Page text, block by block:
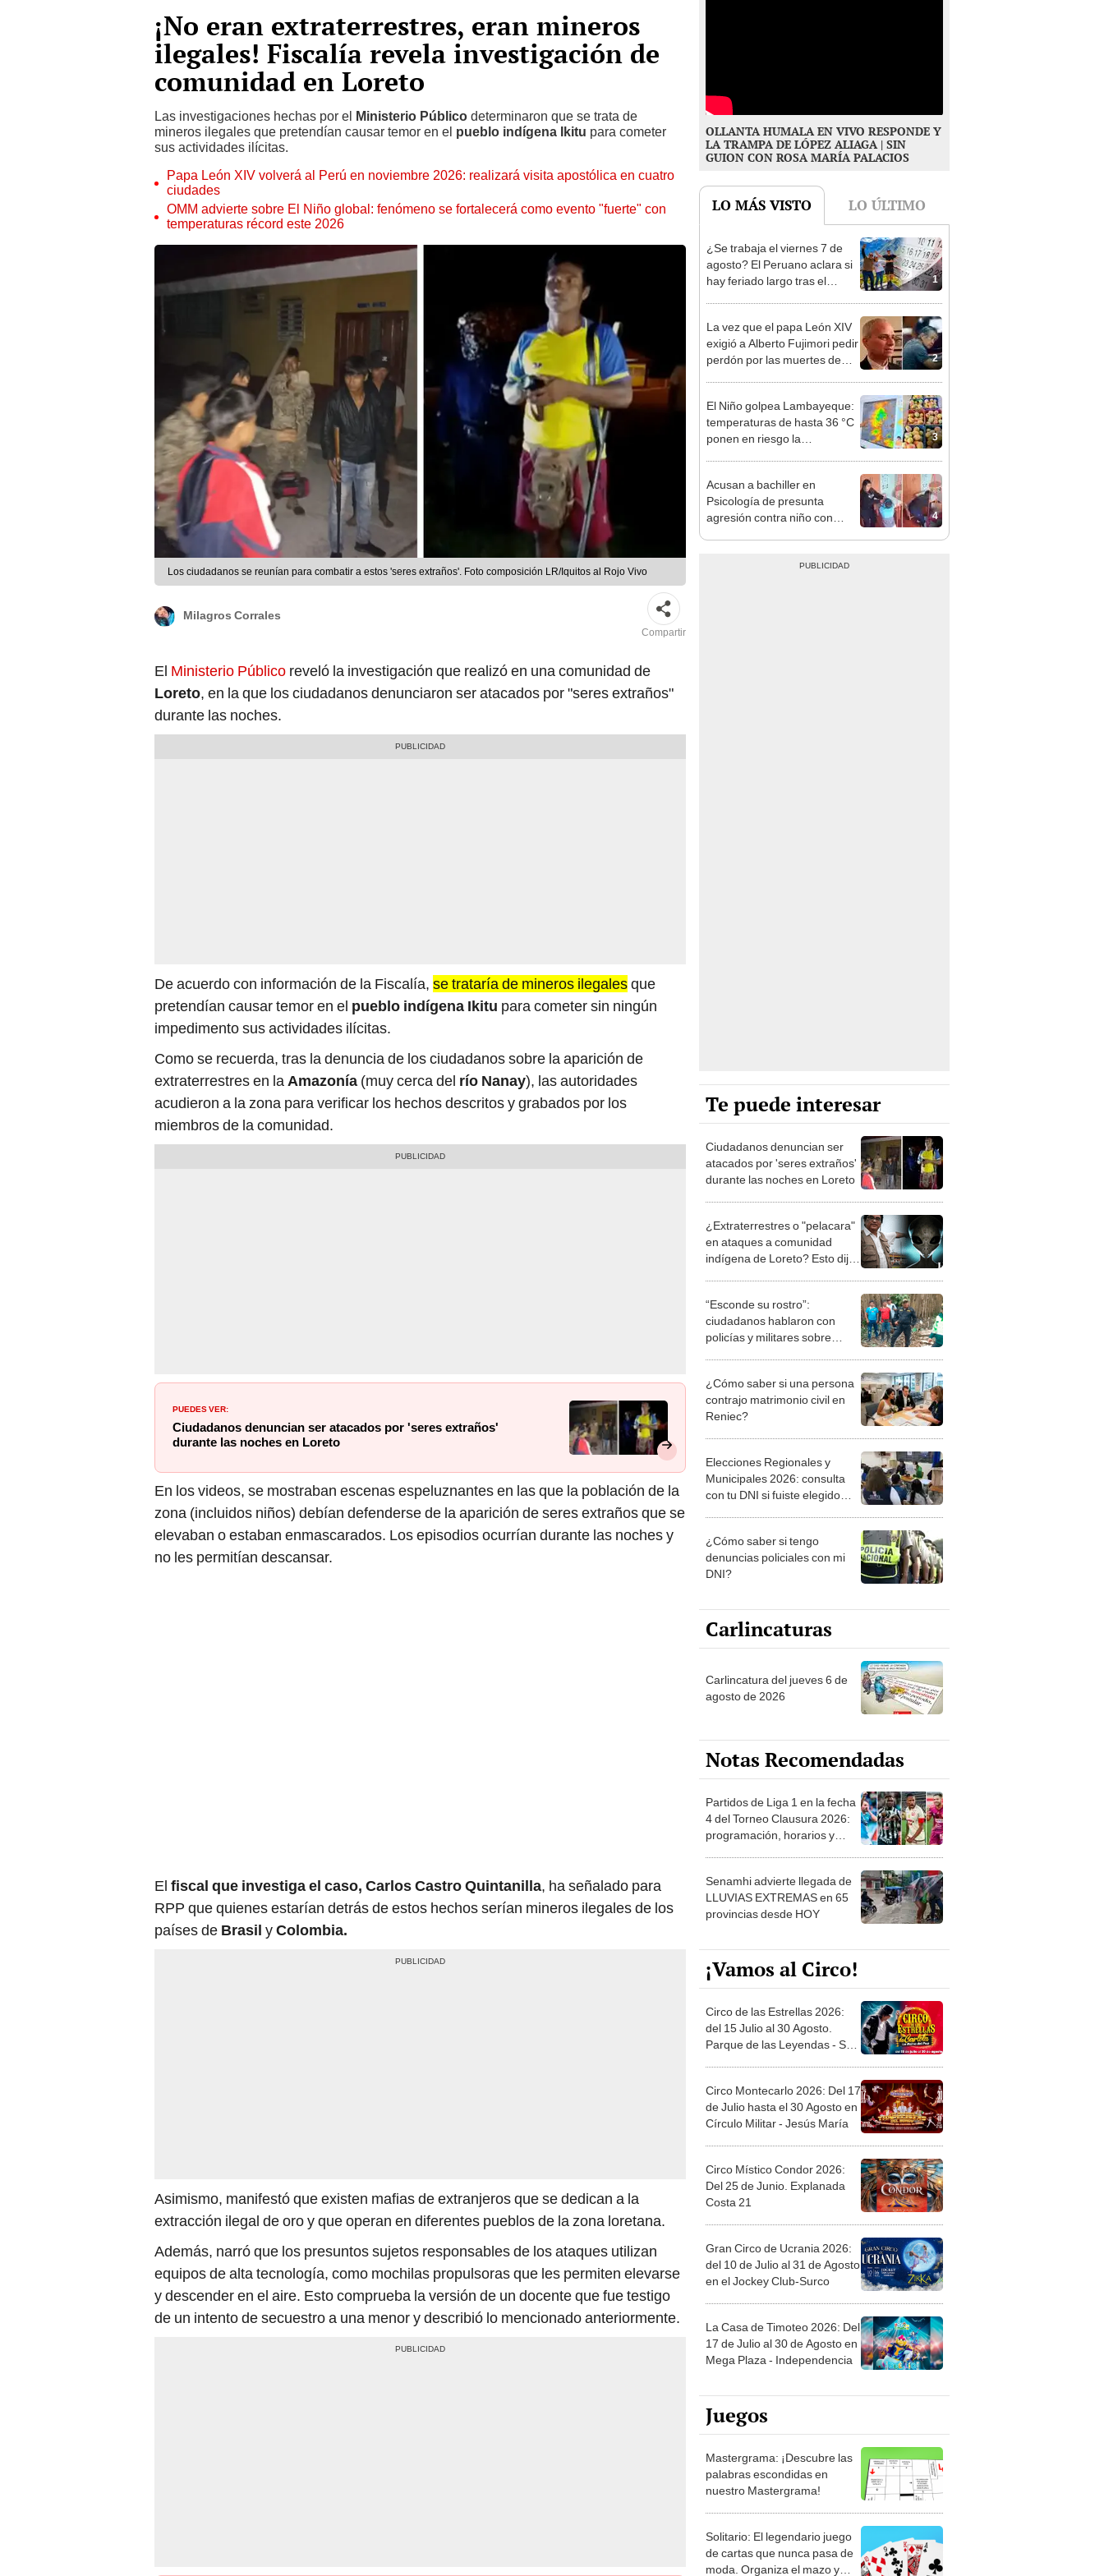
¡No eran extraterrestres, eran mineros
ilegales! Fiscalía revela investigación de
comunidad en Loreto
Las investigaciones hechas por el Ministerio Público determinaron que se trata de
mineros ilegales que pretendían causar temor en el pueblo indígena Ikitu para cometer
sus actividades ilícitas.
Papa León XIV volverá al Perú en noviembre 2026: realizará visita apostólica en cuatro
ciudades
OMM advierte sobre El Niño global: fenómeno se fortalecerá como evento "fuerte" con
temperaturas récord este 2026
Los ciudadanos se reunían para combatir a estos 'seres extraños'. Foto composición LR/Iquitos al Rojo Vivo
Milagros Corrales
Compartir
El Ministerio Público reveló la investigación que realizó en una comunidad de
Loreto, en la que los ciudadanos denunciaron ser atacados por "seres extraños"
durante las noches.
De acuerdo con información de la Fiscalía, se trataría de mineros ilegalesque
pretendían causar temor en el pueblo indígena Ikitu para cometer sin ningún
impedimento sus actividades ilícitas.
Como se recuerda, tras la denuncia de los ciudadanos sobre la aparición de
extraterrestres en laAmazonía (muy cerca del río Nanay), las autoridades
acudieron a la zona para verificar los hechos descritos y grabados por los
miembros de la comunidad.
PUEDES VER:
Ciudadanos denuncian ser atacados por 'seres extraños'
durante las noches en Loreto
En los videos, se mostraban escenas espeluznantes en las que la población de la
zona (incluidos niños) debían defenderse de la aparición de seres extraños que se
elevaban o estaban enmascarados. Los episodios ocurrían durante las noches y
no les permitían descansar.
El fiscal que investiga el caso, Carlos Castro Quintanilla, ha señalado para
RPP que quienes estarían detrás de estos hechos serían mineros ilegales de los
países de Brasil yColombia.
Asimismo, manifestó que existen mafias de extranjeros que se dedican a la
extracción ilegal de oro y que operan en diferentes pueblos de la zona loretana.
Además, narró que los presuntos sujetos responsables de los ataques utilizan
equipos de alta tecnología, como mochilas propulsoras que les permiten elevarse
y descender en el aire. Esto comprueba la versión de un docente que fue testigo
de un intento de secuestro a una menor y describió lo mencionado anteriormente.
OLLANTA HUMALA EN VIVO RESPONDE Y
LA TRAMPA DE LÓPEZ ALIAGA | SIN
GUION CON ROSA MARÍA PALACIOS
LO MÁS VISTO LO ÚLTIMO
1
¿Se trabaja el viernes 7 de
agosto? El Peruano aclara si
hay feriado largo tras el
2
La vez que el papa León XIV
exigió a Alberto Fujimori pedir
perdón por las muertes de
3
El Niño golpea Lambayeque:
temperaturas de hasta 36 °C
ponen en riesgo la
4
Acusan a bachiller en
Psicología de presunta
agresión contra niño con
Te puede interesar
Ciudadanos denuncian ser
atacados por 'seres extraños'
durante las noches en Loreto
¿Extraterrestres o "pelacara"
en ataques a comunidad
indígena de Loreto? Esto dijo
“Esconde su rostro”:
ciudadanos hablaron con
policías y militares sobre
¿Cómo saber si una persona
contrajo matrimonio civil en
Reniec?
Elecciones Regionales y
Municipales 2026: consulta
con tu DNI si fuiste elegido
la ONPE
¿Cómo saber si tengo
denuncias policiales con mi
DNI?
Carlincaturas
Carlincatura del jueves 6 de
agosto de 2026
Notas Recomendadas
Partidos de Liga 1 en la fecha
4 del Torneo Clausura 2026:
programación, horarios y
Senamhi advierte llegada de
LLUVIAS EXTREMAS en 65
provincias desde HOY
¡Vamos al Circo!
Circo de las Estrellas 2026:
del 15 Julio al 30 Agosto.
Parque de las Leyendas - San
Circo Montecarlo 2026: Del 17
de Julio hasta el 30 Agosto en
Círculo Militar - Jesús María
Circo Místico Condor 2026:
Del 25 de Junio. Explanada
Costa 21
Gran Circo de Ucrania 2026:
del 10 de Julio al 31 de Agosto
en el Jockey Club-Surco
La Casa de Timoteo 2026: Del
17 de Julio al 30 de Agosto en
Mega Plaza - Independencia
Juegos
Mastergrama: ¡Descubre las
palabras escondidas en
nuestro Mastergrama!
Solitario: El legendario juego
de cartas que nunca pasa de
moda. Organiza el mazo y